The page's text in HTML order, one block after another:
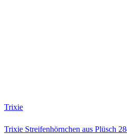
Trixie
Trixie Streifenhörnchen aus Plüsch